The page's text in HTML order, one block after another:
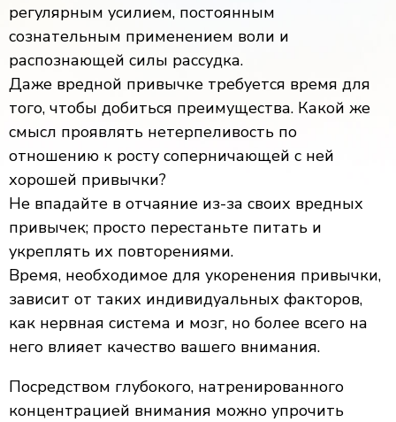
регулярным усилием, постоянным
сознательным применением воли и
распознающей силы рассудка.
Даже вредной привычке требуется время для
того, чтобы добиться преимущества. Какой же
смысл проявлять нетерпеливость по
отношению к росту соперничающей с ней
хорошей привычки?
Не впадайте в отчаяние из-за своих вредных
привычек; просто перестаньте питать и
укреплять их повторениями.
Время, необходимое для укоренения привычки,
зависит от таких индивидуальных факторов,
как нервная система и мозг, но более всего на
него влияет качество вашего внимания.
Посредством глубокого, натренированного
концентрацией внимания можно упрочить